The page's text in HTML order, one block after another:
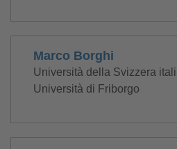
Marco Borghi
Università della Svizzera
Università di Friborgo